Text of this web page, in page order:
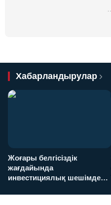
Хабарландырулар
Жоғары белгісіздік
жағдайында
инвестициялық шешімдер